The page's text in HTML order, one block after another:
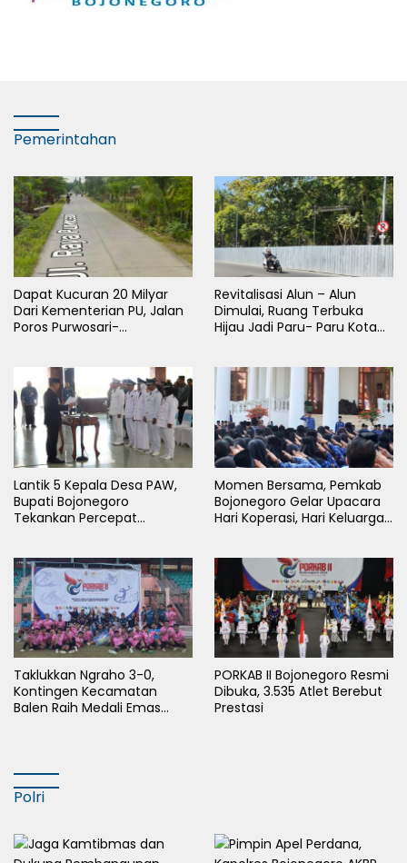
Pemerintahan
Dapat Kucuran 20 Milyar
Dari Kementerian PU, Jalan
Poros Purwosari-
Revitalisasi Alun – Alun
Dimulai, Ruang Terbuka
Hijau Jadi Paru- Paru Kota
Lantik 5 Kepala Desa PAW,
Bupati Bojonegoro
Tekankan Percepat
Momen Bersama, Pemkab
Bojonegoro Gelar Upacara
Hari Koperasi, Hari Keluarga
Taklukkan Ngraho 3-0,
Kontingen Kecamatan
Balen Raih Medali Emas
PORKAB II Bojonegoro Resmi
Dibuka, 3.535 Atlet Berebut
Prestasi
Polri